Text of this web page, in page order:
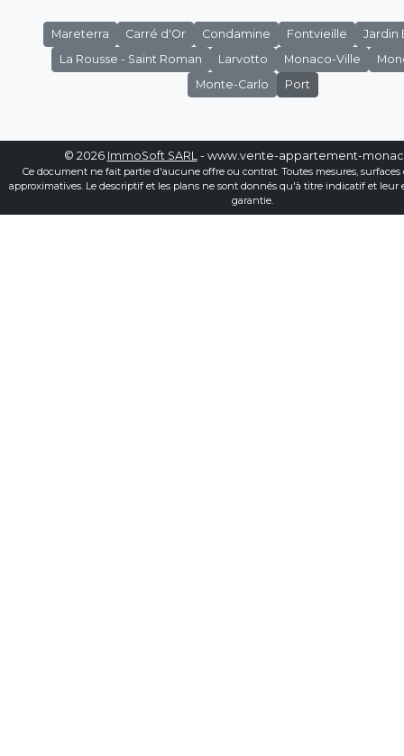
Mareterra Carré d'Or Condamine Fontvieille
Jardin
La Rousse - Saint Roman
Larvotto Monaco-Ville
Monte-Carlo
Port
© 2026 ImmoSoft SARL - www.vente-appartement-
Ce document ne fait partie d'aucune offre ou contrat. Toutes mesures, surfaces
approximatives. Le descriptif et les plans ne sont donnés qu'à titre indicatif et leur
garantie.